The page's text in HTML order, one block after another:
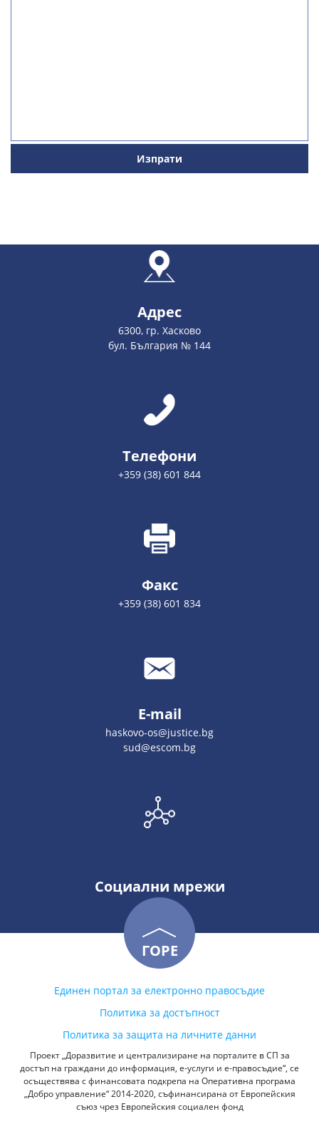
Изпрати
Адрес
6300, гр. Хасково
бул. България № 144
Телефони
+359 (38) 601 844
Факс
+359 (38) 601 834
E-mail
haskovo-os@justice.bg
sud@escom.bg
Социални мрежи
ГОРЕ
Единен портал за електронно правосъдие
Политика за достъпност
Политика за защита на личните данни
Проект „Доразвитие и централизиране на порталите в СП за
достъп на граждани до информация, е-услуги и е-правосъдие“, се
осъществява с финансовата подкрепа на Оперативна програма
„Добро управление“ 2014-2020, съфинансирана от Европейския
съюз чрез Европейския социален фонд